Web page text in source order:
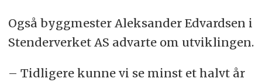
Også byggmester Aleksander Edvardsen i
Stenderverket AS advarte om utviklingen.
– Tidligere kunne vi se minst et halvt år